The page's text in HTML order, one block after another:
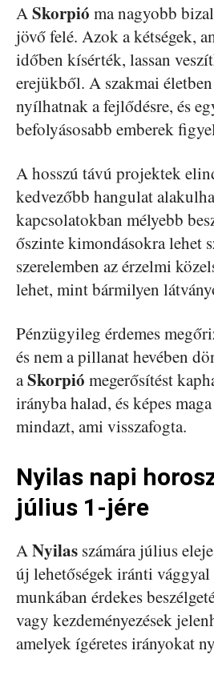
ASkorpió ma nagyobb
jövő felé. Azok a kétségek,
időben kísérték, lassan
erejükből. A szakmai
nyílhatnak a fejlődésre, és
befolyásosabb emberek
A hosszú távú projektek
kedvezőbb hangulat
kapcsolatokban mélyebb
őszinte kimondásokra lehet
szerelemben az érzelmi
lehet, mint bármilyen
Pénzügyileg érdemes
és nem a pillanat hevében
aSkorpió megerősítést
irányba halad, és képes
mindazt, ami visszafogta.
Nyilas napi
július 1-jére
ANyilas számára július
új lehetőségek iránti
munkában érdekes
vagy kezdeményezések
amelyek ígéretes irányokat